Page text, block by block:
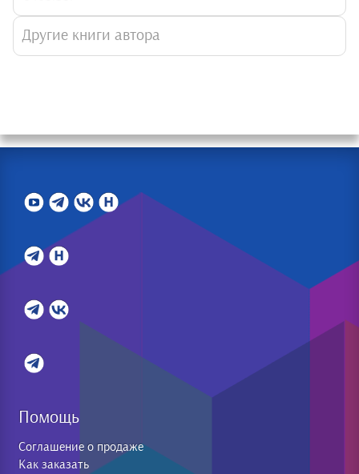
Другие книги автора
Помощь
Соглашение о продаже
Как заказать